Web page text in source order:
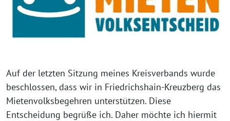
Auf der letzten Sitzung meines Kreisverbands wurde
beschlossen, dass wir in Friedrichshain-Kreuzberg das
Mietenvolksbegehren unterstützen. Diese
Entscheidung begrüße ich. Daher möchte ich hiermit